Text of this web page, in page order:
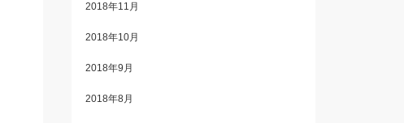
2018年11月
2018年10月
2018年9月
2018年8月